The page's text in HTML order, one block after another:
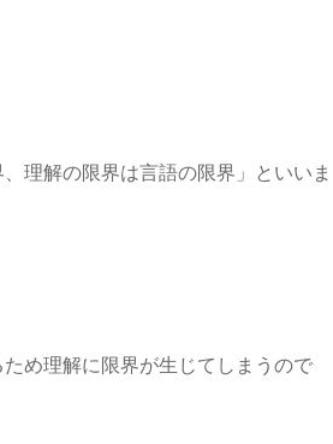
理解の限界は言語の限界」といいま
め理解に限界が生じてしまうので